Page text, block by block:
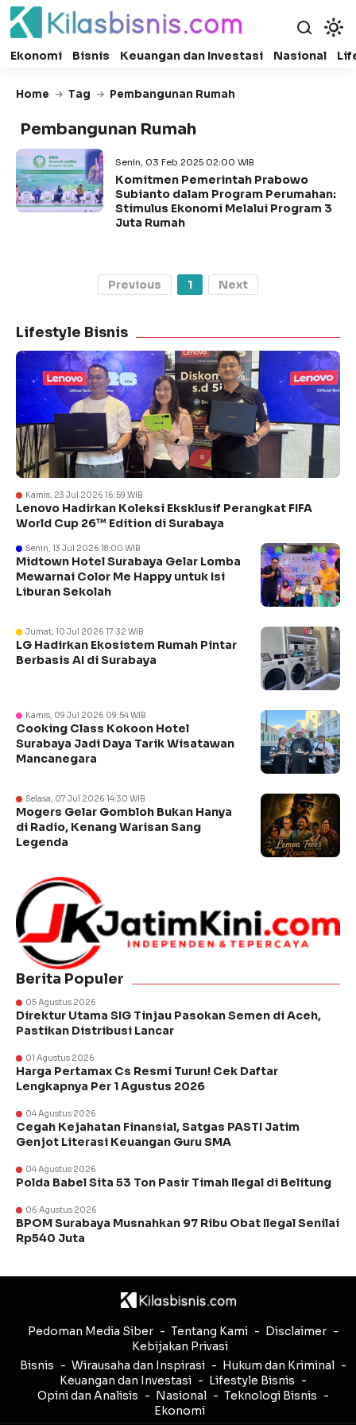
Ekonomi Bisnis Keuangan dan Investasi Nasional
Home Tag Pembangunan Rumah
Pembangunan Rumah
Senin, 03 Feb 2025 02:00 WIB
Komitmen Pemerintah Prabowo
Subianto dalam Program Perumahan:
Stimulus Ekonomi Melalui Program 3
Juta Rumah
Previous 1 Next
Lifestyle Bisnis
Kamis, 23 Jul 2026 16:59 WIB
Lenovo Hadirkan Koleksi Eksklusif Perangkat FIFA
World Cup 26™ Edition di Surabaya
Senin, 13 Jul 2026 18:00 WIB
Midtown Hotel Surabaya Gelar Lomba
Mewarnai Color Me Happy untuk Isi
Liburan Sekolah
Jumat, 10 Jul 2026 17:32 WIB
LG Hadirkan Ekosistem Rumah Pintar
Berbasis AI di Surabaya
Kamis, 09 Jul 2026 09:54 WIB
Cooking Class Kokoon Hotel
Surabaya Jadi Daya Tarik Wisatawan
Mancanegara
Selasa, 07 Jul 2026 14:30 WIB
Mogers Gelar Gombloh Bukan Hanya
di Radio, Kenang Warisan Sang
Legenda
Berita Populer
05 Agustus 2026
Direktur Utama SIG Tinjau Pasokan Semen di Aceh,
Pastikan Distribusi Lancar
01 Agustus 2026
Harga Pertamax Cs Resmi Turun! Cek Daftar
Lengkapnya Per 1 Agustus 2026
04 Agustus 2026
Cegah Kejahatan Finansial, Satgas PASTI Jatim
Genjot Literasi Keuangan Guru SMA
04 Agustus 2026
Polda Babel Sita 53 Ton Pasir Timah Ilegal di Belitung
06 Agustus 2026
BPOM Surabaya Musnahkan 97 Ribu Obat Ilegal Senilai
Rp540 Juta
Pedoman Media Siber Tentang Kami
Disclaimer
Kebijakan Privasi
Bisnis
Wirausaha dan Inspirasi
Hukum dan Kriminal
Keuangan dan Investasi
Lifestyle Bisnis
Opini dan Analisis
Nasional
Teknologi Bisnis
Ekonomi